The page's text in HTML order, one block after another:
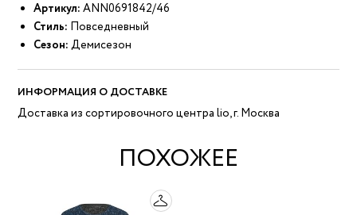
Артикул: ANN0691842/46
Стиль: Повседневный
Сезон: Демисезон
ИНФОРМАЦИЯ О ДОСТАВКЕ
Доставка из сортировочного центра lio, г. Москва
ПОХОЖЕЕ